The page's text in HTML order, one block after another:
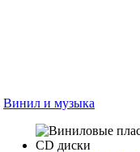
Винил и музыка